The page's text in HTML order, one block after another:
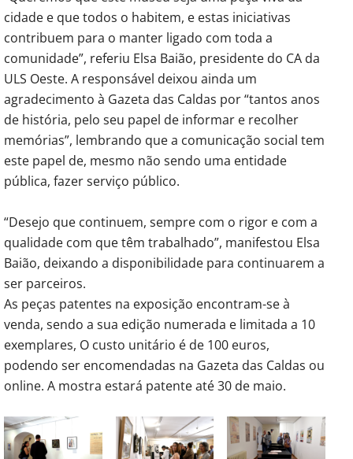
cidade e que todos o habitem, e estas iniciativas
contribuem para o manter ligado com toda a
comunidade”, referiu Elsa Baião, presidente do CA da
ULS Oeste. A responsável deixou ainda um
agradecimento à Gazeta das Caldas por “tantos anos
de história, pelo seu papel de informar e recolher
memórias”, lembrando que a comunicação social tem
este papel de, mesmo não sendo uma entidade
pública, fazer serviço público.
“Desejo que continuem, sempre com o rigor e com a
qualidade com que têm trabalhado”, manifestou Elsa
Baião, deixando a disponibilidade para continuarem a
ser parceiros.
As peças patentes na exposição encontram-se à
venda, sendo a sua edição numerada e limitada a 10
exemplares, O custo unitário é de 100 euros,
podendo ser encomendadas na Gazeta das Caldas ou
online. A mostra estará patente até 30 de maio.